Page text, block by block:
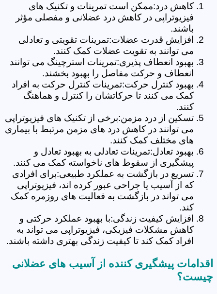
کاهش درد:ممکن است تمرینات و تکنیک های
فیزیوتراپی در کاهش درد عضلانی و مفصلی مؤثر
باشند.
افزایش قدرت عضلات:تمرینات تقویتی و تعادلی
می توانند به تقویت عضلات کمک کنند.
بهبود انعطاف پذیری:تمرینات استرچینگ می توانند
انعطاف و حرکت مفاصل را بهبود بخشند.
بهبود کنترل حرکت:تمرینات کنترل حرکت به افراد
کمک می کنند تا حرکاتشان را کنترل و هماهنگ
کنند.
تسکین از درد مزمن:برخی از تکنیک های فیزیوتراپی
می توانند در کاهش درد های مزمن مرتبط با بیماری
های مختلف کمک کنند.
بهبود تعادل:تمرینات تعادلی به بهبود تعادل و
پیشگیری از سقوط های ناخواسته کمک می کنند.
تسریع در بازگشت به عملکرد طبیعی:برای افرادی
که از آسیب یا جراحی عبور کرده اند، فیزیوتراپی
می تواند در بازگشت به فعالیت های روزمره کمک
کند.
افزایش کیفیت زندگی:با بهبود عملکرد حرکتی و
کاهش مشکلات فیزیکی، فیزیوتراپی می تواند به
افراد کمک کند تا کیفیت زندگی بهتری داشته باشند.
اقدامات پیشگیری کننده از آسیب های عضلانی
چیست؟